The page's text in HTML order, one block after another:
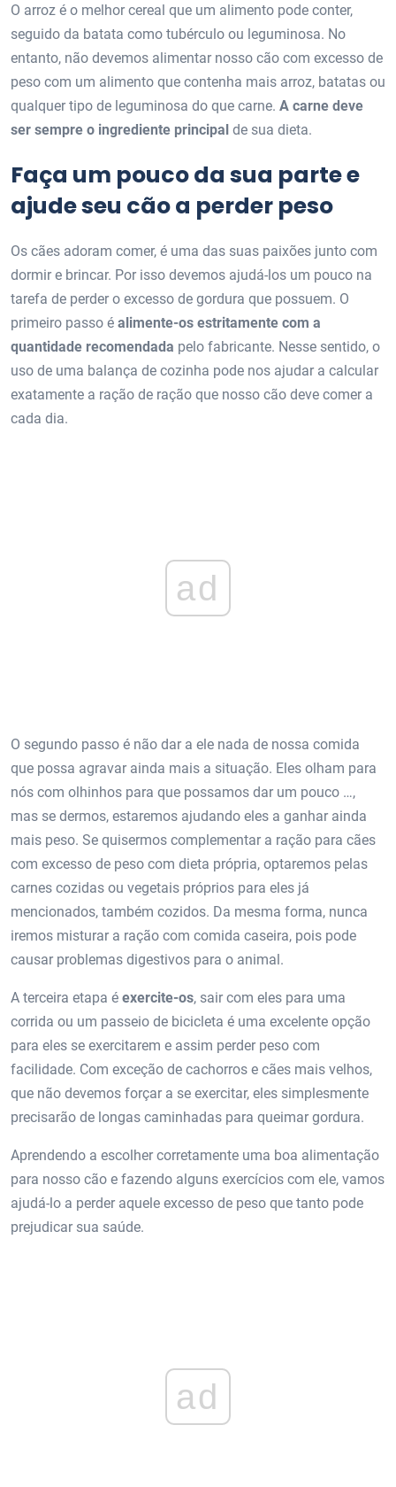
O arroz é o melhor cereal que um alimento pode conter,
seguido da batata como tubérculo ou leguminosa. No
entanto, não devemos alimentar nosso cão com excesso de
peso com um alimento que contenha mais arroz, batatas ou
qualquer tipo de leguminosa do que carne. A carne deve
ser sempre o ingrediente principal de sua dieta.
Faça um pouco da sua parte e
ajude seu cão a perder peso
Os cães adoram comer, é uma das suas paixões junto com
dormir e brincar. Por isso devemos ajudá-los um pouco na
tarefa de perder o excesso de gordura que possuem. O
primeiro passo é alimente-os estritamente com a
quantidade recomendada pelo fabricante. Nesse sentido, o
uso de uma balança de cozinha pode nos ajudar a calcular
exatamente a ração de ração que nosso cão deve comer a
cada dia.
ad
O segundo passo é não dar a ele nada de nossa comida
que possa agravar ainda mais a situação. Eles olham para
nós com olhinhos para que possamos dar um pouco …,
mas se dermos, estaremos ajudando eles a ganhar ainda
mais peso. Se quisermos complementar a ração para cães
com excesso de peso com dieta própria, optaremos pelas
carnes cozidas ou vegetais próprios para eles já
mencionados, também cozidos. Da mesma forma, nunca
iremos misturar a ração com comida caseira, pois pode
causar problemas digestivos para o animal.
A terceira etapa é exercite-os, sair com eles para uma
corrida ou um passeio de bicicleta é uma excelente opção
para eles se exercitarem e assim perder peso com
facilidade. Com exceção de cachorros e cães mais velhos,
que não devemos forçar a se exercitar, eles simplesmente
precisarão de longas caminhadas para queimar gordura.
Aprendendo a escolher corretamente uma boa alimentação
para nosso cão e fazendo alguns exercícios com ele, vamos
ajudá-lo a perder aquele excesso de peso que tanto pode
prejudicar sua saúde.
ad